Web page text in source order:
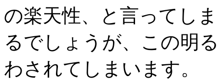
の楽天性、と言ってし
るでしょうが、この明
わされてしまいます。